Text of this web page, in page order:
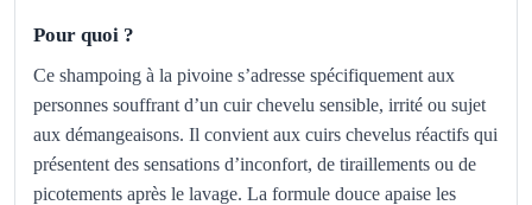
Pour quoi ?
Ce shampoing à la pivoine s’adresse spécifiquement aux
personnes souffrant d’un cuir chevelu sensible, irrité ou sujet
aux démangeaisons. Il convient aux cuirs chevelus réactifs qui
présentent des sensations d’inconfort, de tiraillements ou de
picotements après le lavage. La formule douce apaise les